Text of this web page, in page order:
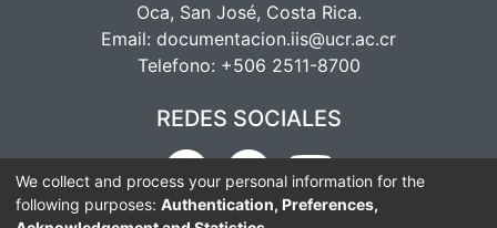
Oca, San José, Costa Rica.
Email: documentacion.iis@ucr.ac.cr
Telefono: +506 2511-8700
REDES SOCIALES
We collect and process your personal information for the
following purposes: Authentication, Preferences,